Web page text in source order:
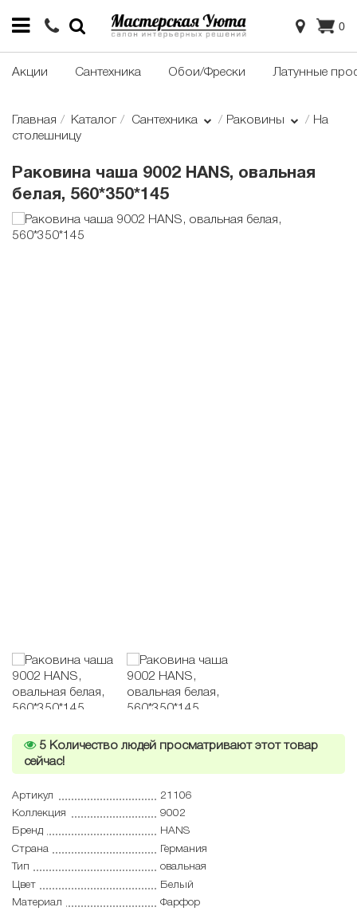
0
Акции Сантехника Обои/Фрески Латунные
Главная Каталог Сантехника Раковины
На
столешницу
Раковина чаша 9002 HANS, овальная
белая, 560*350*145
5 Количество людей просматривают этот товар
сейчас!
Артикул
21106
Коллекция
9002
Бренд
HANS
Страна
Германия
Тип
овальная
Цвет
Белый
Материал
Фарфор